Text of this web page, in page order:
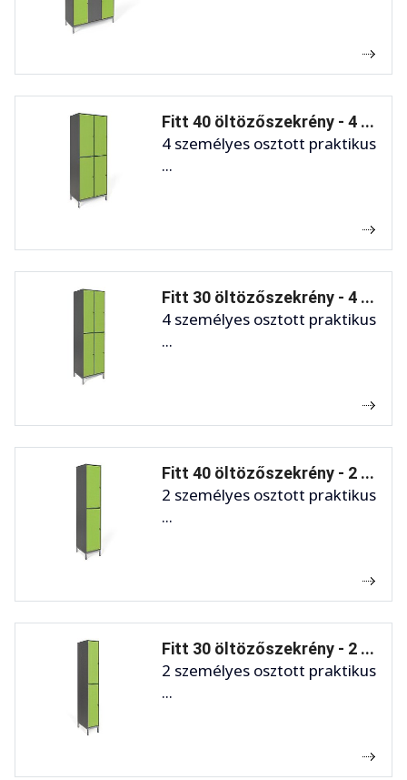
Fitt 40 öltözőszekrény - 4 ...
4 személyes osztott praktikus
...
Fitt 30 öltözőszekrény - 4 ...
4 személyes osztott praktikus
...
Fitt 40 öltözőszekrény - 2 ...
2 személyes osztott praktikus
...
Fitt 30 öltözőszekrény - 2 ...
2 személyes osztott praktikus
...